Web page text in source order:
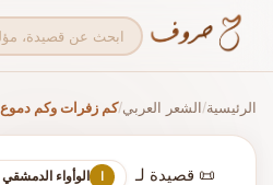
الرئيسية/الشعر العربي/كم زفرات وكم دموع
📜 قصيدة لـ ا الوأواء الدمشقي